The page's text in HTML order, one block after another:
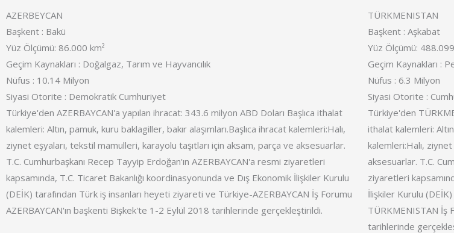
AZERBEYCAN
Başkent : Bakü
Yüz Ölçümü: 86.000 km²
Geçim Kaynakları : Doğalgaz, Tarım ve Hayvancılık
Nüfus : 10.14 Milyon
Siyasi Otorite : Demokratik Cumhuriyet
Türkiye'den AZERBAYCAN'a yapılan ihracat: 343.6 milyon ABD Doları Başlıca ithalat
kalemleri: Altın, pamuk, kuru baklagiller, bakır alaşımları.Başlıca ihracat kalemleri:Halı,
ziynet eşyaları, tekstil mamulleri, karayolu taşıtları için aksam, parça ve aksesuarlar.
T.C. Cumhurbaşkanı Recep Tayyip Erdoğan'ın AZERBAYCAN'a resmi ziyaretleri
kapsamında, T.C. Ticaret Bakanlığı koordinasyonunda ve Dış Ekonomik İlişkiler Kurulu
(DEİK) tarafından Türk iş insanları heyeti ziyareti ve Türkiye-AZERBAYCAN İş Forumu
AZERBAYCAN'ın başkenti Bişkek'te 1-2 Eylül 2018 tarihlerinde gerçekleştirildi.
TÜRKMENISTAN
Başkent : Aşkabat
Yüz Ölçümü:
Geçim Kaynakları :
Nüfus : 6.3 Milyon
Siyasi Otorite :
Türkiye'den
ithalat kalemleri:
kalemleri:Halı,
aksesuarlar. T.C.
ziyaretleri
İlişkiler Kurulu
TÜRKMENISTAN İş
tarihlerinde